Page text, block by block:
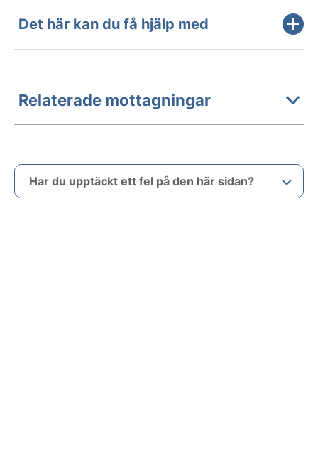
Det här kan du få hjälp med
Relaterade mottagningar
Har du upptäckt ett fel på den här sidan?